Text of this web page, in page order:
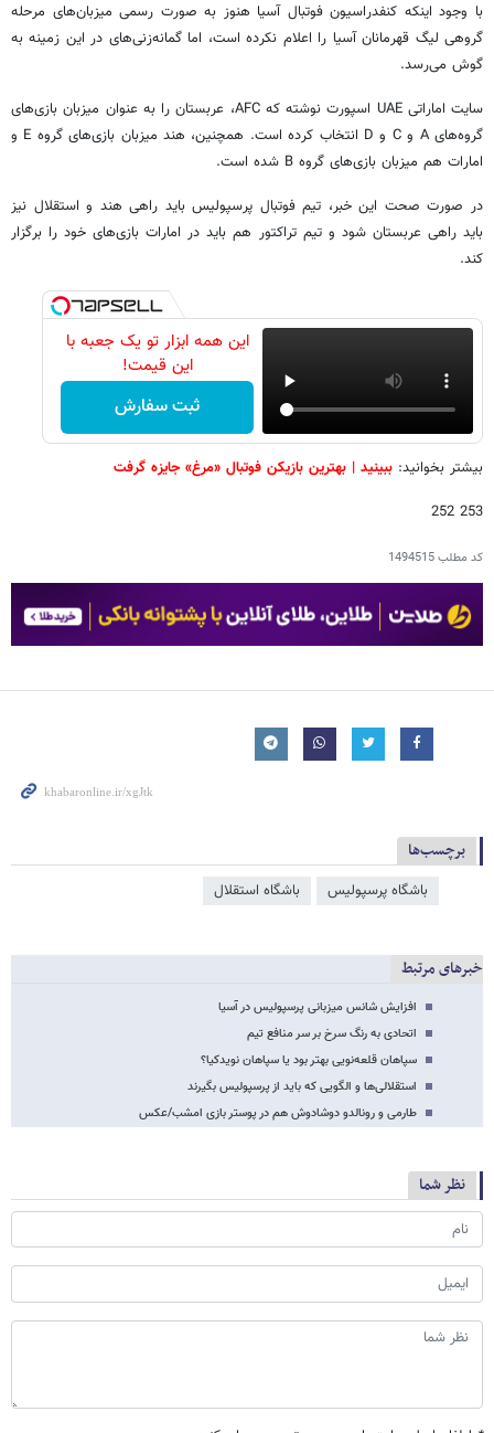
با وجود اینکه کنفدراسیون فوتبال آسیا هنوز به صورت رسمی میزبان‌های مرحله
گروهی لیگ قهرمانان آسیا را اعلام نکرده است، اما گمانه‌زنی‌های در این زمینه به
گوش می‌رسد.
سایت اماراتی UAE اسپورت نوشته که AFC، عربستان را به عنوان میزبان بازی‌های
گروه‌های A و C و D انتخاب کرده است. همچنین، هند میزبان بازی‌های گروه E و
امارات هم میزبان بازی‌های گروه B شده است.
در صورت صحت این خبر، تیم فوتبال پرسپولیس باید راهی هند و استقلال نیز
باید راهی عربستان شود و تیم تراکتور هم باید در امارات بازی‌های خود را برگزار
کند.
این همه ابزار تو یک جعبه با
این قیمت!
ثبت سفارش
بیشتر بخوانید: ببینید | بهترین بازیکن فوتبال «مرغ» جایزه گرفت
253 252
کد مطلب1494515
برچسب‌ها
باشگاه پرسپولیس باشگاه استقلال
خبرهای مرتبط
افزایش شانس میزبانی پرسپولیس در آسیا
اتحادی به رنگ سرخ بر سر منافع تیم
سپاهان قلعه‌نویی بهتر بود یا سپاهان نویدکیا؟
استقلالی‌ها و الگویی که باید از پرسپولیس بگیرند
طارمی و رونالدو دوشادوش هم در پوستر بازی امشب/عکس
نظر شما